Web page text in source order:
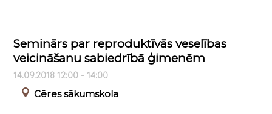
Seminārs par reproduktīvās veselības
veicināšanu sabiedrībā ģimenēm
14.09.2018 12:00 - 14:00
Cēres sākumskola